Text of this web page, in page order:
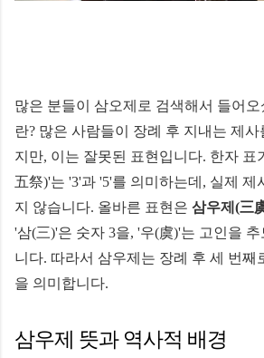
많은 분들이 삼오제로 검색해서 들어오
란? 많은 사람들이 장례 후 지내는 제사
지만, 이는 잘못된 표현입니다. 한자 표
五祭)'는 '3'과 '5'를 의미하는데, 실제 제
지 않습니다. 올바른 표현은 삼우제(三
'삼(三)'은 숫자 3을, '우(虞)'는 고인을
니다. 따라서 삼우제는 장례 후 세 번째
을 의미합니다.
삼우제 뜻과 역사적 배경